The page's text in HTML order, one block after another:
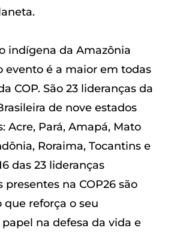
indígena da Amazônia
evento é a maior em todas
COP. São 23 lideranças da
de nove estados
Acre, Pará, Amapá, Mato
Roraima, Tocantins e
das 23 lideranças
presentes na COP26 são
que reforça o seu
na defesa da vida e